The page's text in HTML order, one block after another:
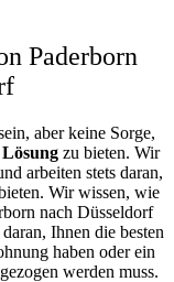
Paderborn
aber keine Sorge,
Lösung zu bieten. Wir
arbeiten stets daran,
Wir wissen, wie
nach Düsseldorf
Ihnen die besten
haben oder ein
werden muss.